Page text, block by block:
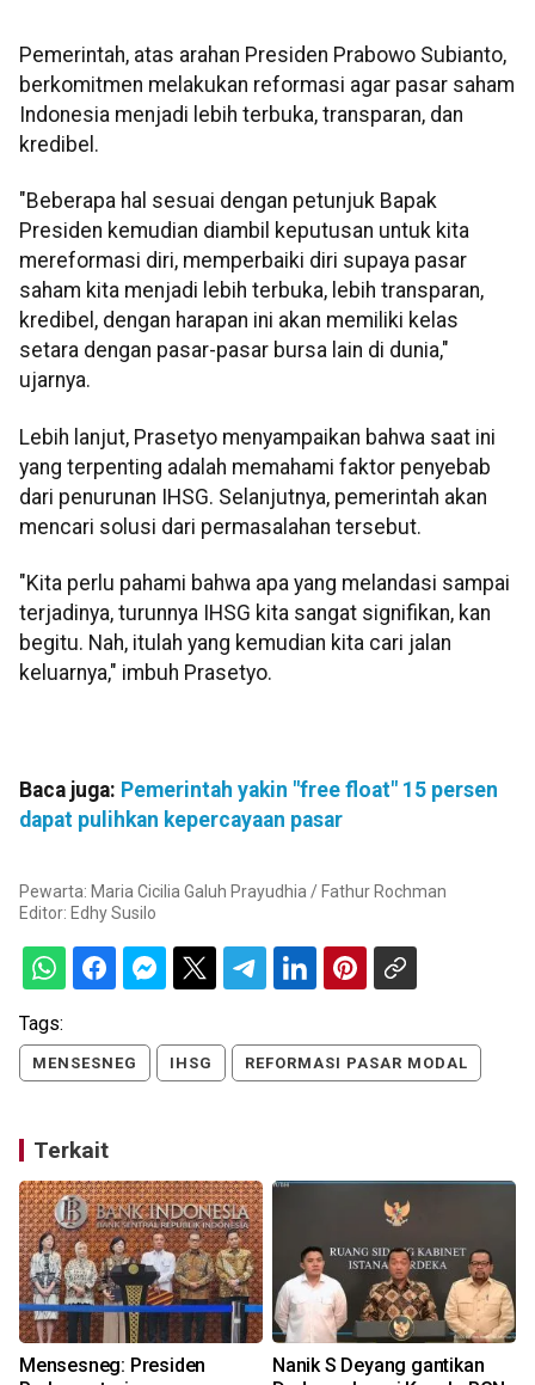
Pemerintah, atas arahan Presiden Prabowo Subianto,
berkomitmen melakukan reformasi agar pasar saham
Indonesia menjadi lebih terbuka, transparan, dan
kredibel.
"Beberapa hal sesuai dengan petunjuk Bapak
Presiden kemudian diambil keputusan untuk kita
mereformasi diri, memperbaiki diri supaya pasar
saham kita menjadi lebih terbuka, lebih transparan,
kredibel, dengan harapan ini akan memiliki kelas
setara dengan pasar-pasar bursa lain di dunia,"
ujarnya.
Lebih lanjut, Prasetyo menyampaikan bahwa saat ini
yang terpenting adalah memahami faktor penyebab
dari penurunan IHSG. Selanjutnya, pemerintah akan
mencari solusi dari permasalahan tersebut.
"Kita perlu pahami bahwa apa yang melandasi sampai
terjadinya, turunnya IHSG kita sangat signifikan, kan
begitu. Nah, itulah yang kemudian kita cari jalan
keluarnya," imbuh Prasetyo.
Baca juga: Pemerintah yakin "free float" 15 persen
dapat pulihkan kepercayaan pasar
Pewarta: Maria Cicilia Galuh Prayudhia / Fathur Rochman
Editor: Edhy Susilo
Tags:
MENSESNEG IHSG REFORMASI PASAR MODAL
Terkait
Mensesneg: Presiden
Nanik S Deyang gantikan